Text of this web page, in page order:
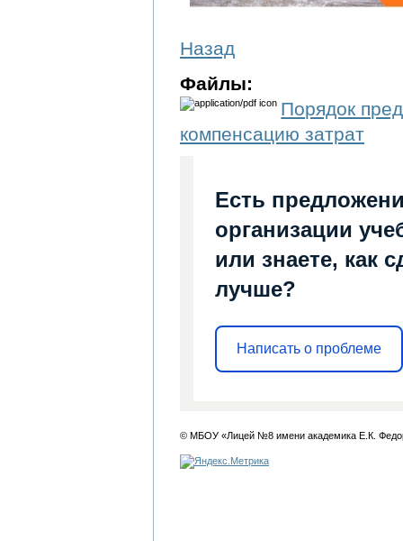
Назад
Файлы:
Порядок
компенсацию затрат
Есть
организации
или знаете, как
лучше?
Написать о проблеме
© МБОУ «Лицей №8 имени академика Е.К.